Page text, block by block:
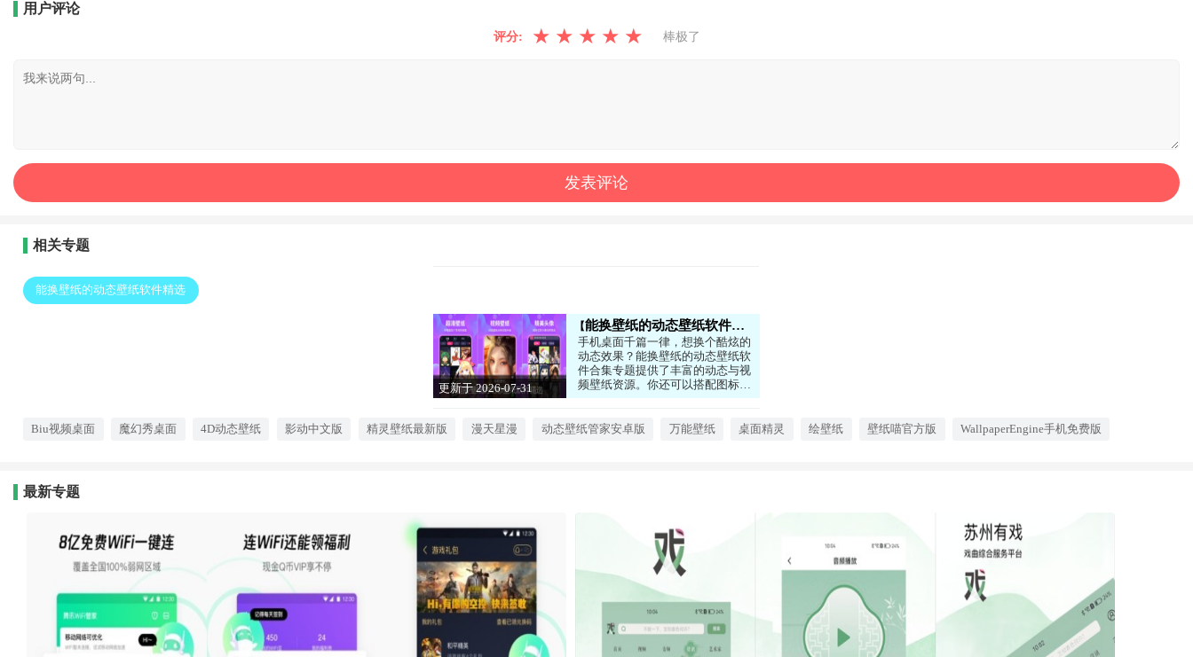
用户评论
评分: ★ ★ ★ ★ ★ 棒极了
相关专题
能换壁纸的动态壁纸软件精选
更新于 2026-07-31
能换壁纸的动态壁纸软件精选
手机桌面千篇一律，想换个酷炫的
动态效果？能换壁纸的动态壁纸软
件合集专题提供了丰富的动态与视
频壁纸资源。你还可以搭配图标更
换工具，全面定制手机界面，展现
心动的话就来下载试试看吧！
Biu视频桌面 魔幻秀桌面 4D动态壁纸 影动中文版 精灵壁纸最新版 漫天星漫 动态壁纸管家安卓版 万能壁纸 桌面精灵 绘壁纸 壁纸喵官方版 WallpaperEngine手机免费版
最新专题